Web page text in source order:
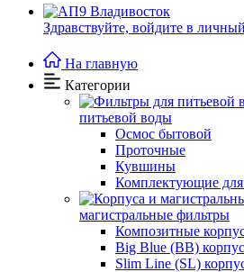
Здравствуйте, войдите в
На главную
Категории
питьевой воды
Осмос бытовой
Проточные
Кувшины
Комплектующие
магистральные фильтры
Композитные
Big Blue (BB)
Slim Line (SL)